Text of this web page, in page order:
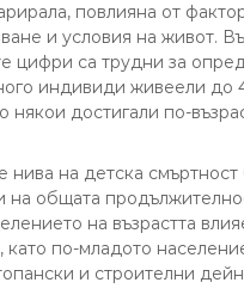
повлияна от
и условия на живот.
цифри са трудни за
индивиди живеели до
някои достигали по-
нива на детска смъртност
на общата
на възрастта
като по-младото
и строителни